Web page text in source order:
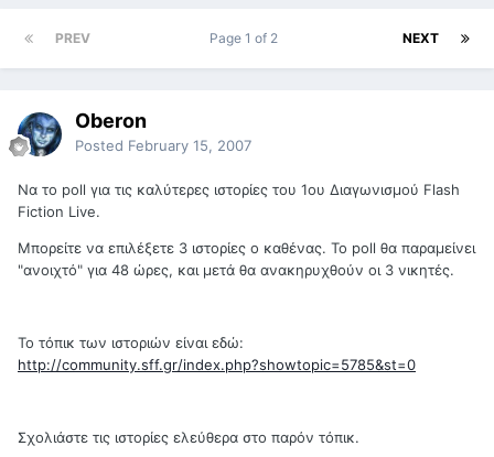
PREV NEXT
Page 1 of 2
Oberon
Posted February 15, 2007
Να το poll για τις καλύτερες ιστορίες του 1ου Διαγωνισμού Flash
Fiction Live.
Mπορείτε να επιλέξετε 3 ιστορίες ο καθένας. Το poll θα παραμείνει
"ανοιχτό" για 48 ώρες, και μετά θα ανακηρυχθούν οι 3 νικητές.
To τόπικ των ιστοριών είναι εδώ:
http://community.sff.gr/index.php?showtopic=5785&st=0
Σχολιάστε τις ιστορίες ελεύθερα στο παρόν τόπικ.